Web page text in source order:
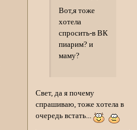
Вот,я тоже
хотела
спросить-в ВК
пиарим? и
маму?
Свет, да я почему
спрашиваю, тоже хотела в
очередь встать...